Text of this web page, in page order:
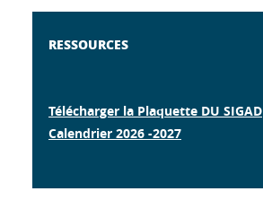
RESSOURCES
Télécharger la Plaquette DU SIGAD
Calendrier 2026 -2027